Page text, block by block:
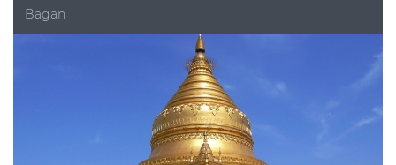
Bagan